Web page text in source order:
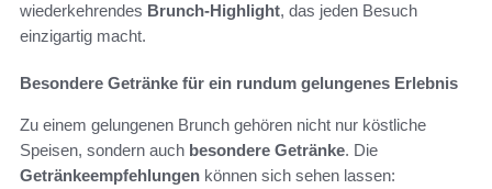
wiederkehrendes Brunch-Highlight, das jeden Besuch
einzigartig macht.
Besondere Getränke für ein rundum gelungenes Erlebnis
Zu einem gelungenen Brunch gehören nicht nur köstliche
Speisen, sondern auch besondere Getränke. Die
Getränkeempfehlungen können sich sehen lassen: